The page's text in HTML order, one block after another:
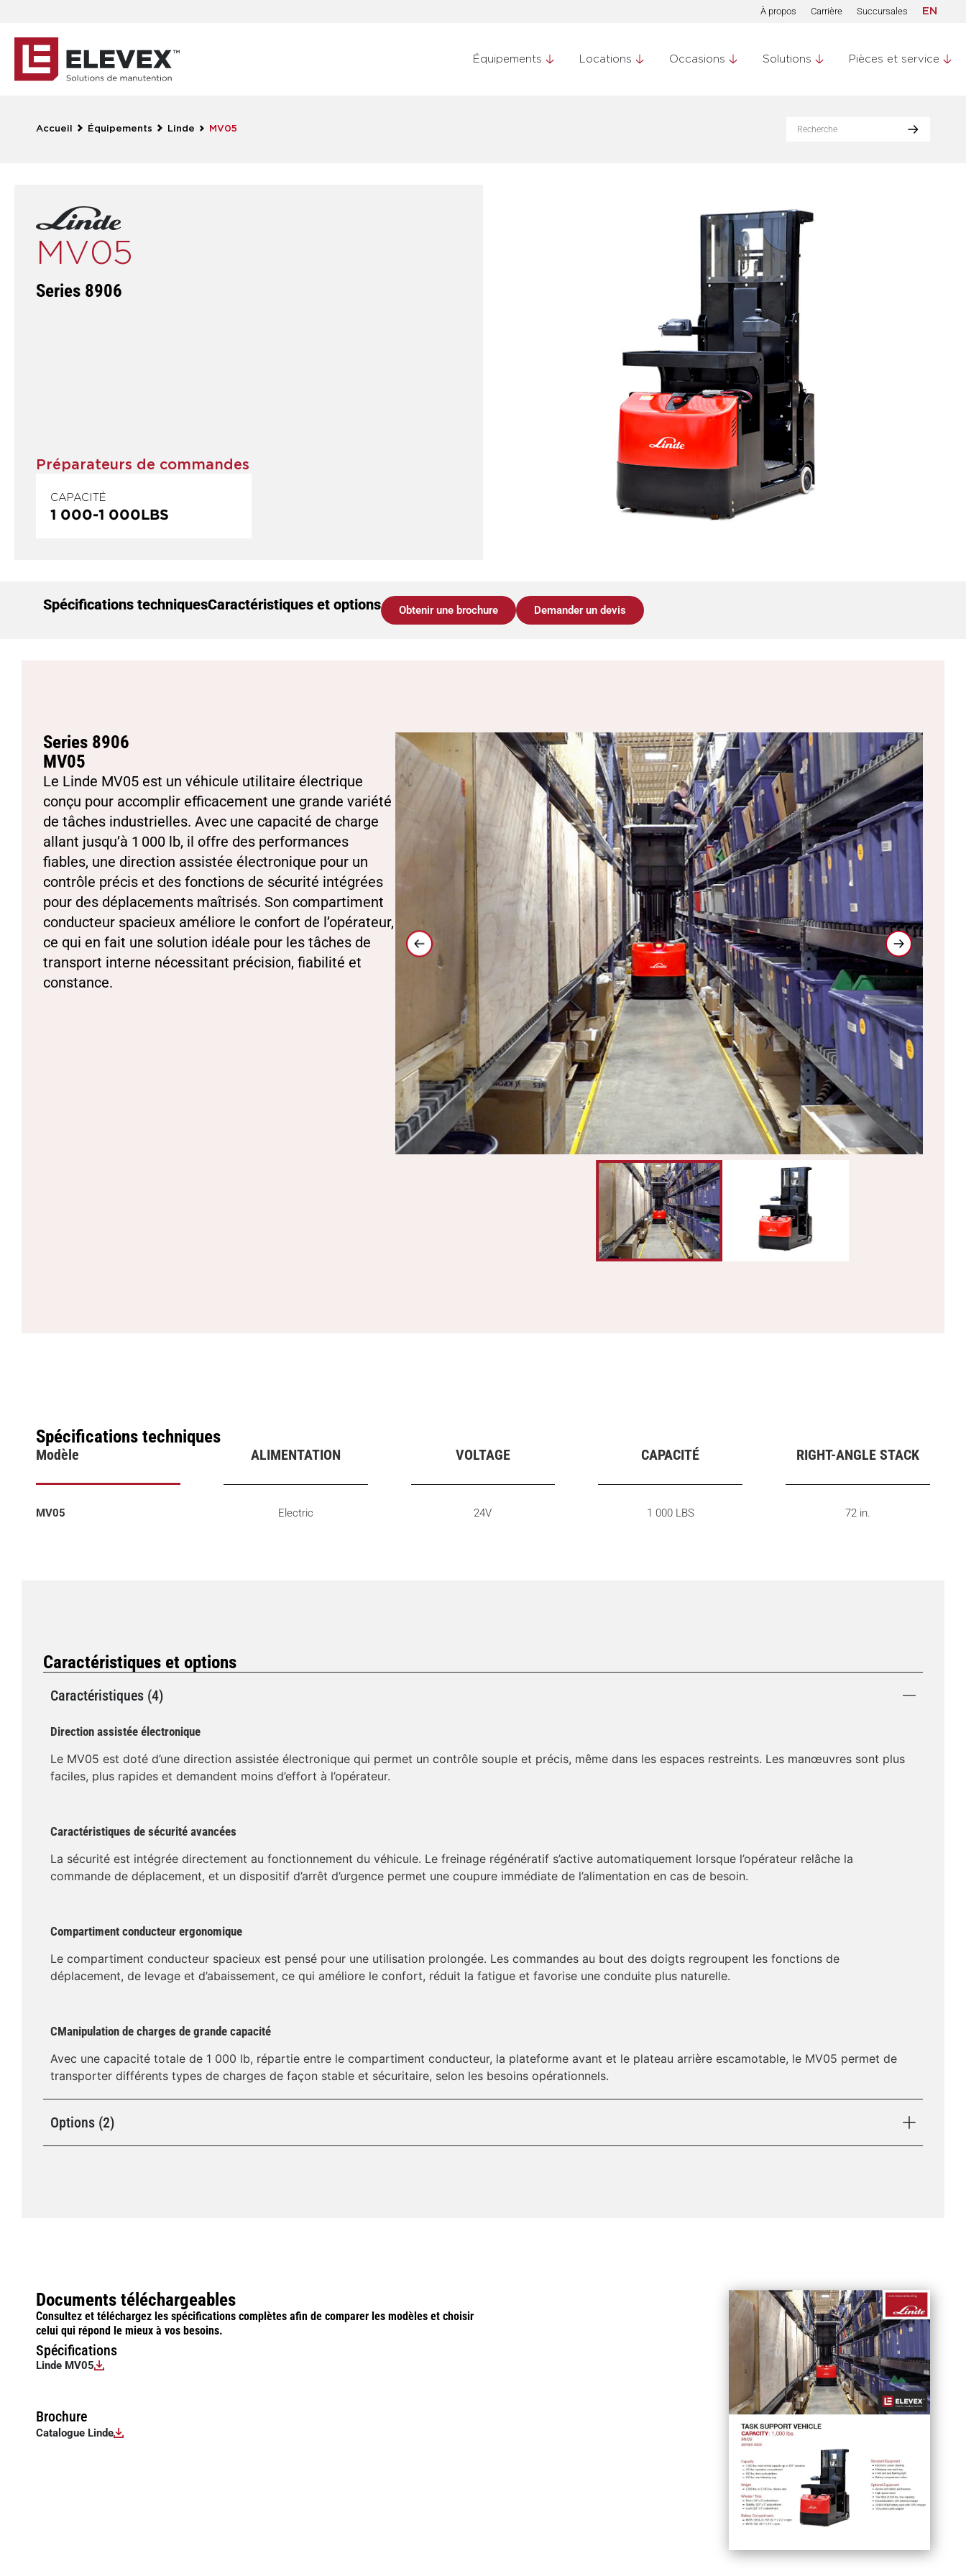
À propos Carrière Succursales EN
Équipements Locations Occasions Solutions Pièces et service
Accueil Équipements Linde MV05
MV05
Series 8906
Préparateurs de commandes
CAPACITÉ
1 000-1 000LBS
Spécifications techniquesCaractéristiques et options Obtenir une brochure Demander un devis
Series 8906
MV05
Le Linde MV05 est un véhicule utilitaire électrique
conçu pour accomplir efficacement une grande variété
de tâches industrielles. Avec une capacité de charge
allant jusqu’à 1 000 lb, il offre des performances
fiables, une direction assistée électronique pour un
contrôle précis et des fonctions de sécurité intégrées
pour des déplacements maîtrisés. Son compartiment
conducteur spacieux améliore le confort de l’opérateur,
ce qui en fait une solution idéale pour les tâches de
transport interne nécessitant précision, fiabilité et
constance.
Spécifications techniques
Modèle ALIMENTATION VOLTAGE CAPACITÉ RIGHT-ANGLE STACK
MV05 Electric 24V 1 000 LBS 72 in.
Caractéristiques et options
Caractéristiques (4)
Direction assistée électronique
Le MV05 est doté d’une direction assistée électronique qui permet un contrôle souple et précis, même dans les espaces restreints. Les manœuvres sont plus
faciles, plus rapides et demandent moins d’effort à l’opérateur.
Caractéristiques de sécurité avancées
La sécurité est intégrée directement au fonctionnement du véhicule. Le freinage régénératif s’active automatiquement lorsque l’opérateur relâche la
commande de déplacement, et un dispositif d’arrêt d’urgence permet une coupure immédiate de l’alimentation en cas de besoin.
Compartiment conducteur ergonomique
Le compartiment conducteur spacieux est pensé pour une utilisation prolongée. Les commandes au bout des doigts regroupent les fonctions de
déplacement, de levage et d’abaissement, ce qui améliore le confort, réduit la fatigue et favorise une conduite plus naturelle.
CManipulation de charges de grande capacité
Avec une capacité totale de 1 000 lb, répartie entre le compartiment conducteur, la plateforme avant et le plateau arrière escamotable, le MV05 permet de
transporter différents types de charges de façon stable et sécuritaire, selon les besoins opérationnels.
Options (2)
Documents téléchargeables
Consultez et téléchargez les spécifications complètes afin de comparer les modèles et choisir
celui qui répond le mieux à vos besoins.
Spécifications
Linde MV05
Brochure
Catalogue Linde